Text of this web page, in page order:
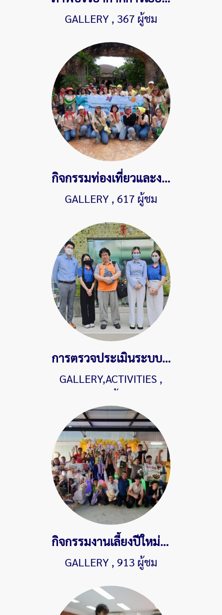
GALLERY , 367 ผู้ชม
กิจกรรมท่องเที่ยวและงานเลี้ยงสังสรรค์ประจำปี 2568 "GROUNDED GROWING GOING" Eurotech x Pattaya
GALLERY , 617 ผู้ชม
การตรวจประเมินระบบ Audit Surveillance คุณภาพมาตรฐานสากล ISO9001:2015 จาก SGS Thailand ประจำปี 2568
GALLERY,ACTIVITIES ,
628 ผู้ชม
กิจกรรมงานเลี้ยงปีใหม่ประจำปี 2568
GALLERY , 913 ผู้ชม